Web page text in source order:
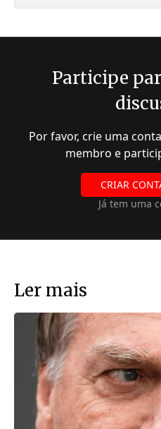
Participe
Por favor, crie uma
membro e
CRIAR
Já tem uma
Ler mais